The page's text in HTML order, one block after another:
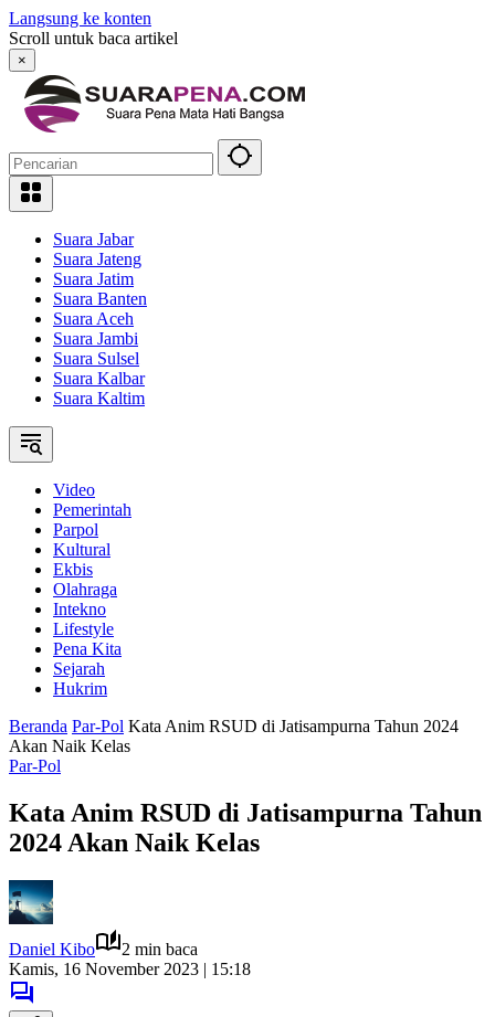
Langsung ke konten
Scroll untuk baca artikel
×
Suara Jabar
Suara Jateng
Suara Jatim
Suara Banten
Suara Aceh
Suara Jambi
Suara Sulsel
Suara Kalbar
Suara Kaltim
Video
Pemerintah
Parpol
Kultural
Ekbis
Olahraga
Intekno
Lifestyle
Pena Kita
Sejarah
Hukrim
Beranda Par-Pol Kata Anim RSUD di Jatisampurna Tahun 2024
Akan Naik Kelas
Par-Pol
Kata Anim RSUD di Jatisampurna Tahun
2024 Akan Naik Kelas
Daniel Kibo
2 min baca
Kamis, 16 November 2023 | 15:18